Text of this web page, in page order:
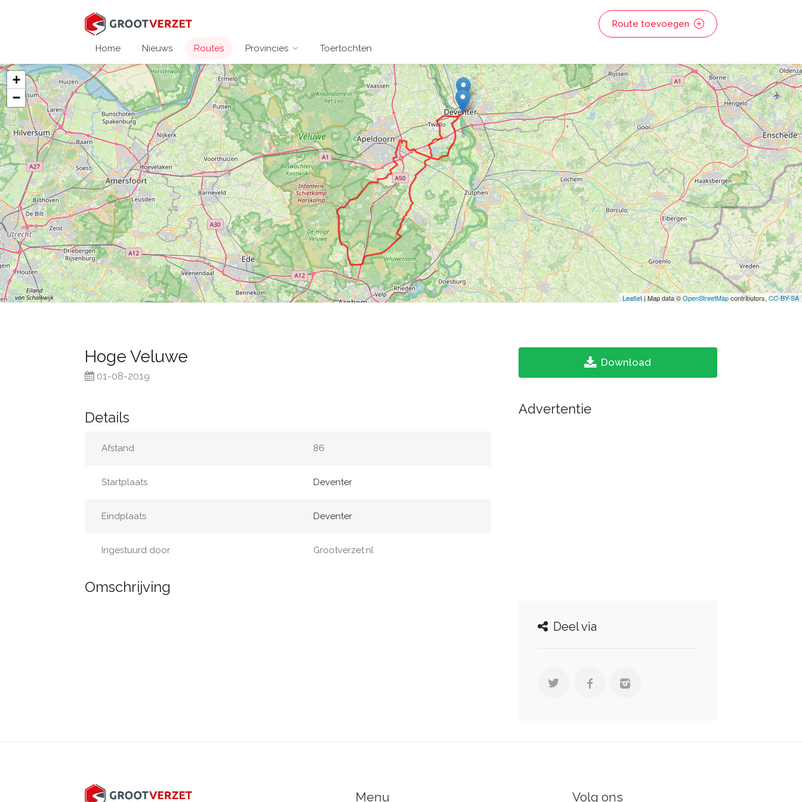
Home Nieuws Routes Provincies Toertochten
Route toevoegen
+
−
Leaflet| Map data ©OpenStreetMapcontributors, CC-BY-SA
Hoge Veluwe
01-08-2019
Details
Afstand 86
Startplaats Deventer
Eindplaats Deventer
Ingestuurd door Grootverzet.nl
Omschrijving
Download
Advertentie
Deel via
Menu Volg ons